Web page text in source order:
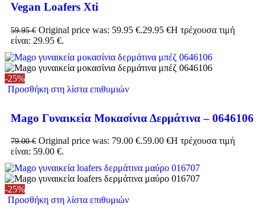
Vegan Loafers Xti
59.95€ Original price was: 59.95 €.29.95 €Η τρέχουσα τιμή
είναι: 29.95 €.
-25%
Προσθήκη στη λίστα επιθυμιών
Mago Γυναικεία Μοκασίνια Δερμάτινα – 0646106
79.00€ Original price was: 79.00 €.59.00 €Η τρέχουσα τιμή
είναι: 59.00 €.
-25%
Προσθήκη στη λίστα επιθυμιών